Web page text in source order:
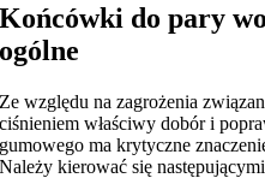
Końcówki do pary
ogólne
Ze względu na zagrożenia
ciśnieniem właściwy dobór i
gumowego ma krytyczne
Należy kierować się